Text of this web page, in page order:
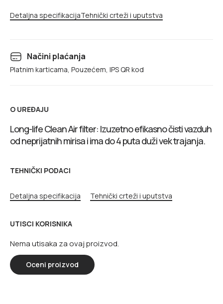
Detaljna specifikacijaTehnički crteži i uputstva
Načini plaćanja
Platnim karticama, Pouzećem, IPS QR kod
O UREĐAJU
Long-life Clean Air filter: Izuzetno efikasno čisti vazduh
od neprijatnih mirisa i ima do 4 puta duži vek trajanja.
TEHNIČKI PODACI
Detaljna specifikacija Tehnički crteži i uputstva
UTISCI KORISNIKA
Nema utisaka za ovaj proizvod.
Oceni proizvod